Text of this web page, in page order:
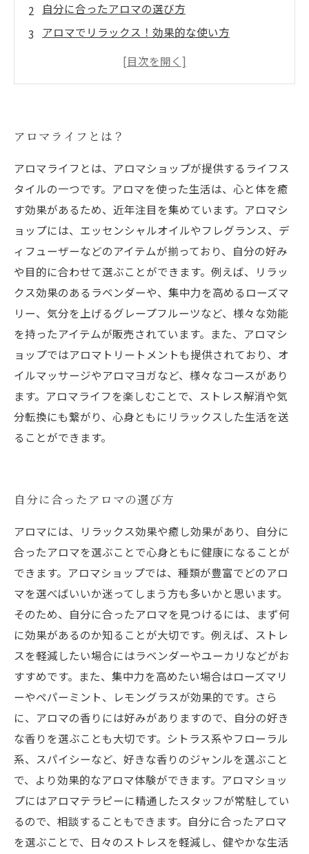
自分に合ったアロマの選び方
アロマでリラックス！効果的な使い方
アロマを取り入れたおしゃれなインテリアアイ
アロマライフとは？
アロマライフとは、アロマショップが提供するライフス
タイルの一つです。アロマを使った生活は、心と体を癒
す効果があるため、近年注目を集めています。アロマシ
ョップには、エッセンシャルオイルやフレグランス、デ
ィフューザーなどのアイテムが揃っており、自分の好み
や目的に合わせて選ぶことができます。例えば、リラッ
クス効果のあるラベンダーや、集中力を高めるローズマ
リー、気分を上げるグレープフルーツなど、様々な効能
を持ったアイテムが販売されています。また、アロマシ
ョップではアロマトリートメントも提供されており、オ
イルマッサージやアロマヨガなど、様々なコースがあり
ます。アロマライフを楽しむことで、ストレス解消や気
分転換にも繋がり、心身ともにリラックスした生活を送
ることができます。
自分に合ったアロマの選び方
アロマには、リラックス効果や癒し効果があり、自分に
合ったアロマを選ぶことで心身ともに健康になることが
できます。アロマショップでは、種類が豊富でどのアロ
マを選べばいいか迷ってしまう方も多いかと思います。
そのため、自分に合ったアロマを見つけるには、まず何
に効果があるのか知ることが大切です。例えば、ストレ
スを軽減したい場合にはラベンダーやユーカリなどがお
すすめです。また、集中力を高めたい場合はローズマリ
ーやペパーミント、レモングラスが効果的です。さら
に、アロマの香りには好みがありますので、自分の好き
な香りを選ぶことも大切です。シトラス系やフローラル
系、スパイシーなど、好きな香りのジャンルを選ぶこと
で、より効果的なアロマ体験ができます。アロマショッ
プにはアロマテラピーに精通したスタッフが常駐してい
るので、相談することもできます。自分に合ったアロマ
を選ぶことで、日々のストレスを軽減し、健やかな生活